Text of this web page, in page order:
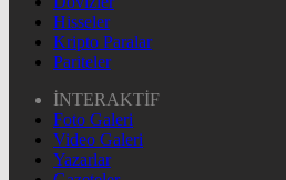
Hisseler
Kripto Paralar
Pariteler
İNTERAKTİF
Foto Galeri
Video Galeri
Yazarlar